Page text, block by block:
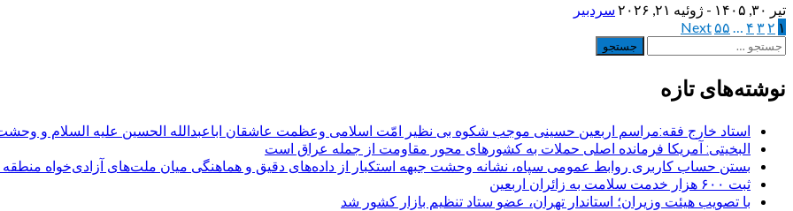
تیر ۳۰, ۱۴۰۵ - ژوئیه ۲۱, ۲۰۲۶ سردبیر
صفحه‌بندی
نوشته‌ها
۱ ۲۳ ۴ … ۵۵Next
جستجو
نوشته‌های تازه
استاد خارج فقه:مراسم اربعین حسینی موجب شکوه بی نظیر امّت اسلامی وعظمت عاشقان اباعبدالله الحسین علیه السلام و
البخیتی: آمریکا فرمانده اصلی حملات به کشورهای محور مقاومت از جمله عراق است
بستن حساب کاربری روابط عمومی سپاه، نشانه‌ وحشت جبهه استکبار از داده‌های دقیق و هماهنگی میان ملت‌های آزادی‌خواه
ثبت ۶۰۰ هزار خدمت سلامت به زائران اربعین
با تصویب هیئت وزیران؛ استاندار تهران، عضو ستاد تنظیم بازار کشور شد